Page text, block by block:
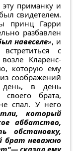
приманку и
свидетелем.
принц Гарри
разбавлен
навеселе», и
с
Кларенс-
которую ему
соображений
день, в день
брата,
спал. У него
который
аббатство,
обстановку,
брат неважно